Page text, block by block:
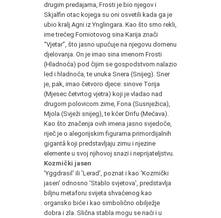
drugim predajama, Frosti je bio njegov i
Skjalfin otac kojega su oni osvetili kada ga je
ubio kralj Agni iz Ynglingara. Kao što smo rekli,
ime trećeg Forniotovog sina Karija znači
“Vjetar”, što jasno upućuje na njegovu domenu
djelovanja. On je imao sina imenom Frosti
(Hladnoća) pod čijim se gospodstvom nalazio
led i hladnoća, te unuka Snera (Snijeg). Sner
je, pak, imao četvoro djece: sinove Torija
(Mjesec četvrtog vjetra) koji je vladao nad
drugom polovicom zime, Fona (Susnježica),
Mjola (Svježi snijeg), te kćer Drifu (Mećava).
Kao što značenja ovih imena jasno svjedoče,
riječ je o alegorijskim figurama primordijalnih
gigantâ koji predstavljaju zimu i njezine
elemente u svoj njihovoj snazi i neprijateljstvu.
Kozmički jasen
'Yggdrasil' ili 'Lerad', poznat i kao 'Kozmički
jasen' odnosno 'Stablo svjetova', predstavlja
biljnu metaforu svijeta shvaćenog kao
organsko biće i kao simbolično obilježje
dobra i zla. Slična stabla mogu se naći i u